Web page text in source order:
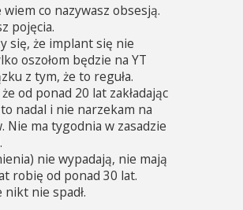
co nazywasz obsesją.
pojęcia.
się, że implant się nie
oszołom będzie na YT
z tym, że to reguła.
od ponad 20 lat zakładając
nadal i nie narzekam na
Nie ma tygodnia w zasadzie
nie wypadają, nie mają
robię od ponad 30 lat.
nie spadł.